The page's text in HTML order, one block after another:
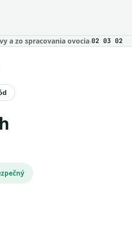
a zo spracovania ovocia›02 03 02